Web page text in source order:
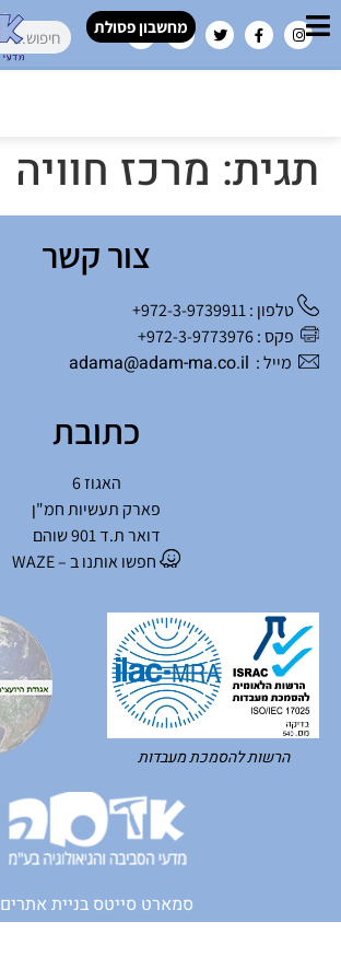
מחשבון פסולת
תגית: מרכז חוויה
צור קשר
טלפון : 972-3-9739911+
פקס : 972-3-9773976+
מייל : adama@adam-ma.co.il
כתובת
האגוז 6
פארק תעשיות חמ"ן
דואר ת.ד 901 שוהם
חפשו אותנו ב – WAZE
הרשות להסמכת מעבדות
סמארט סייטס בניית אתרים